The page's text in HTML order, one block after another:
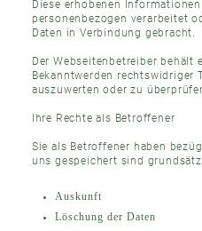
Diese erhobenen
personenbezogen verarbeitet
Daten in Verbindung gebracht.
Der Webseitenbetreiber behält
Bekanntwerden rechtswidriger
auszuwerten oder zu
Ihre Rechte als Betroffener
Sie als Betroffener haben
uns gespeichert sind
Auskunft
Löschung der Daten